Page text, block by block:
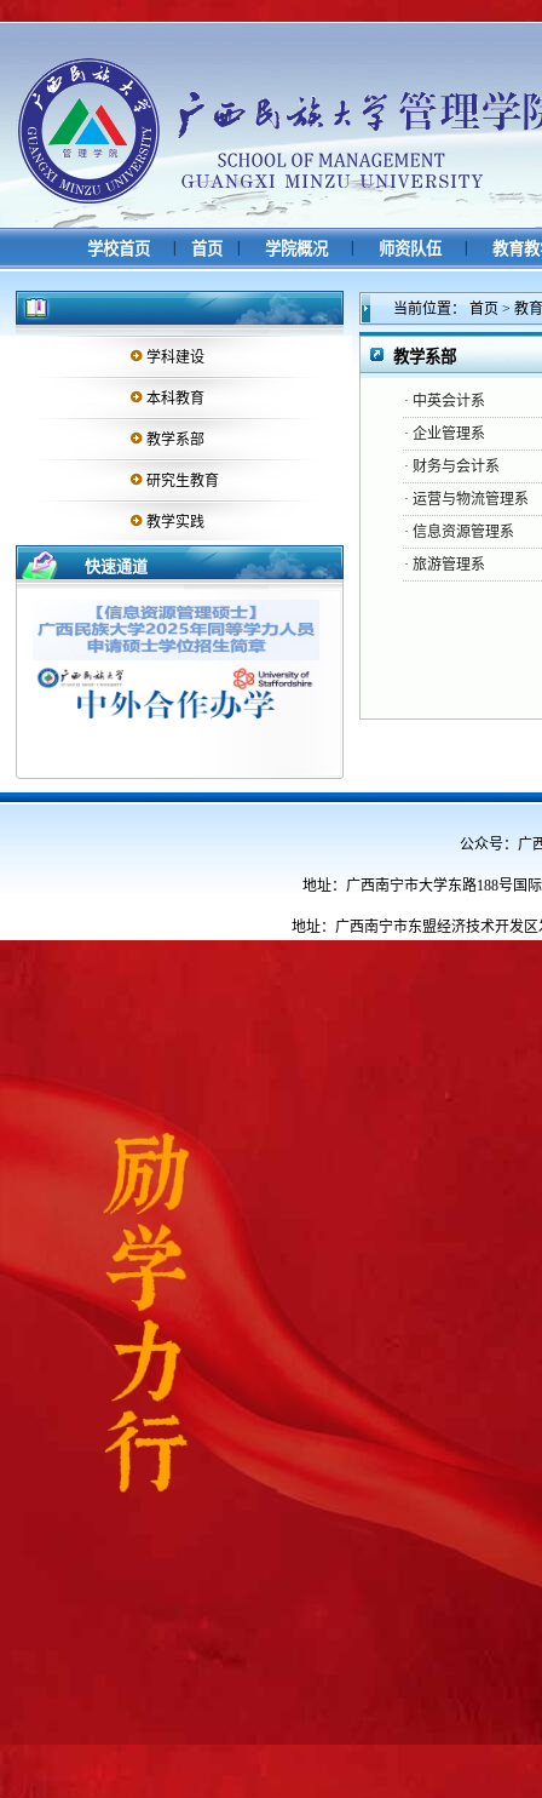
学校首页 首页 学院概况 师资队伍 教育
学科建设
本科教育
教学系部
研究生教育
教学实践
快速通道
当前位置： 首页 > 教
教学系部
· 中英会计系
· 企业管理系
· 财务与会计系
· 运营与物流管理系
· 信息资源管理系
· 旅游管理系
公众号：广西民
地址：广西南宁市大学东路188号国
地址：广西南宁市东盟经济技术开发